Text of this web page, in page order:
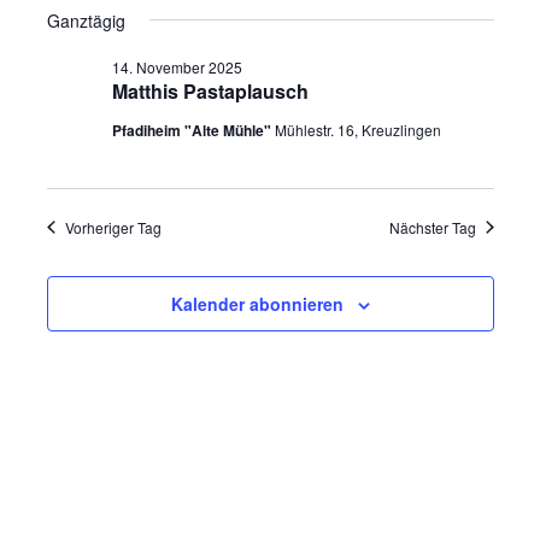
14.
November
2025
wählen.
Ganztägig
Matthis Pastaplausch
14. November 2025
Pfadiheim "Alte Mühle" Mühlestr. 16, Kreuzlingen
Vorheriger Tag Nächster Tag
Kalender abonnieren